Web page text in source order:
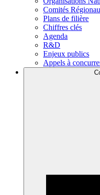
Comités
Plans de filière
Chiffres clés
Agenda
R&D
Enjeux publics
Appels à